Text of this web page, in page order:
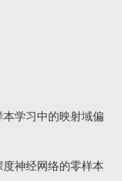
学习中的映射域偏
神经网络的零样本